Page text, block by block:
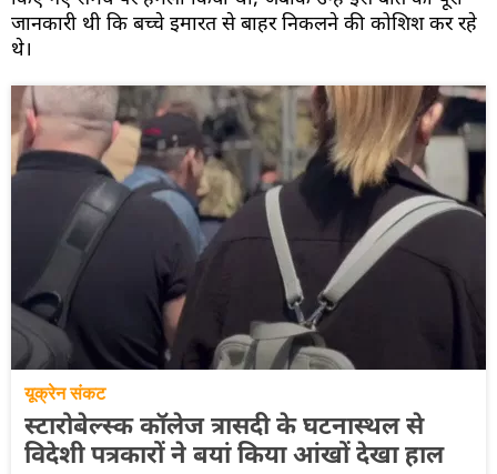
जानकारी थी कि बच्चे इमारत से बाहर निकलने की कोशिश कर रहे
थे।
यूक्रेन संकट
स्टारोबेल्स्क कॉलेज त्रासदी के घटनास्थल से
विदेशी पत्रकारों ने बयां किया आंखों देखा हाल